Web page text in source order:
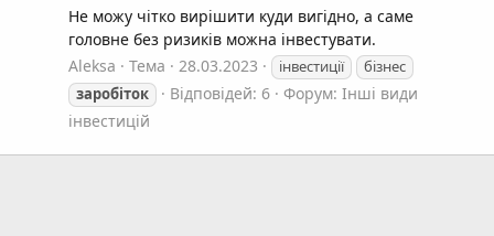
Не можу чітко вирішити куди вигідно, а саме
головне без ризиків можна інвестувати.
Aleksa
Тема 28.03.2023 інвестиції
бізнес
заробіток
Відповідей: 6 Форум: Інші види
інвестицій